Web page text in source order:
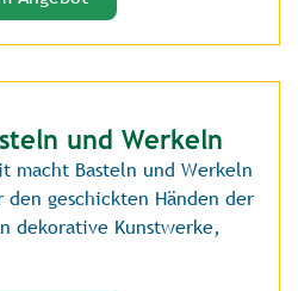
und Werkeln
macht Basteln und Werkeln
den geschickten Händen der
dekorative Kunstwerke,